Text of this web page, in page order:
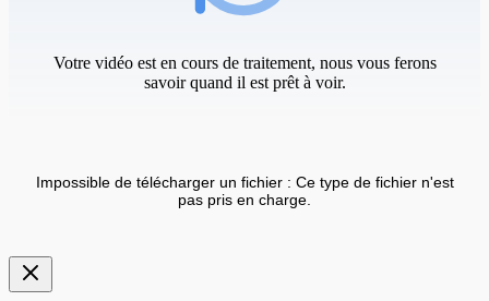
Votre vidéo est en cours de traitement, nous vous ferons
savoir quand il est prêt à voir.
Impossible de télécharger un fichier : Ce type de fichier n'est
pas pris en charge.